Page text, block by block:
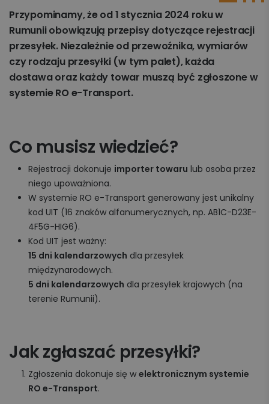
Przypominamy, że od 1 stycznia 2024 roku w
Rumunii obowiązują przepisy dotyczące rejestracji
przesyłek. Niezależnie od przewoźnika, wymiarów
czy rodzaju przesyłki (w tym palet), każda
dostawa oraz każdy towar muszą być zgłoszone w
systemie RO e-Transport.
Co musisz wiedzieć?
Rejestracji dokonuje importer towaru lub osoba przez
niego upoważniona.
W systemie RO e-Transport generowany jest unikalny
kod UIT (16 znaków alfanumerycznych, np. AB1C-D23E-
4F5G-HIG6).
Kod UIT jest ważny:
15 dni kalendarzowych dla przesyłek
międzynarodowych.
5 dni kalendarzowych dla przesyłek krajowych (na
terenie Rumunii).
Jak zgłaszać przesyłki?
Zgłoszenia dokonuje się w elektronicznym systemie
RO e-Transport.